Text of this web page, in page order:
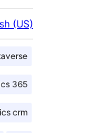
(US)
365
crm